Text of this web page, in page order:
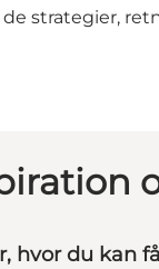
strategier,
hvor du kan